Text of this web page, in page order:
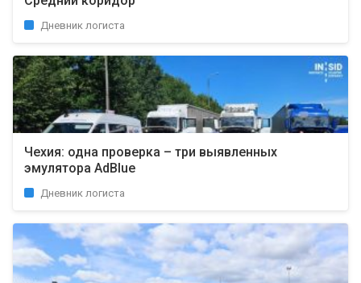
Дневник логиста
Чехия: одна проверка – три выявленных
эмулятора AdBlue
Дневник логиста